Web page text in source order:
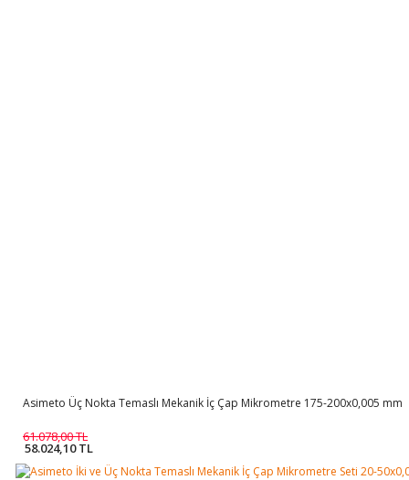
Asimeto Üç Nokta Temaslı Mekanik İç Çap Mikrometre 175-200x0,005 mm
61.078,00 TL
58.024,10 TL